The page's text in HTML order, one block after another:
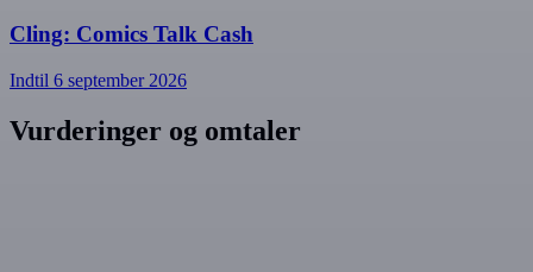
Cling: Comics Talk Cash
Indtil 6 september 2026
Vurderinger og omtaler